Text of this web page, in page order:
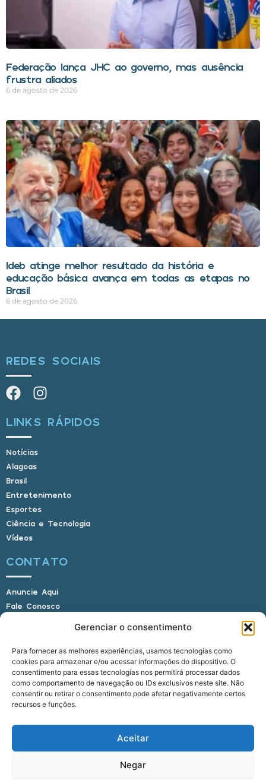
Gerenciar o consentimento
Para fornecer as melhores experiências, usamos tecnologias como
cookies para armazenar e/ou acessar informações do dispositivo. O
consentimento para essas tecnologias nos permitirá processar dados
como comportamento de navegação ou IDs exclusivos neste site. Não
consentir ou retirar o consentimento pode afetar negativamente certos
recursos e funções.
Aceitar
Negar
Federação lança JHC ao governo, mas ausência
frustra aliados
6 de agosto de 2026
Ideb atinge melhor resultado da história e
educação básica avança em todas as etapas no
Brasil
6 de agosto de 2026
REDES SOCIAIS
LINKS RÁPIDOS
Notícias
Alagoas
Brasil
Entretenimento
Esportes
Ciência e Tecnologia
Vídeos
CONTATO
Anuncie Aqui
Fale Conosco
E-mail: alagoasbrasilnoticias@gmail.com
Telefone: (82) 9 9691-0391 (Whatsapp)
Responsável Técnico: Crysthyan Carlos
Rua do Sau - Centro - Anadia - AL - CEP:
© 2022 - 2026 Alagoas Brasil Notícias. Todos os
direitos reservados.